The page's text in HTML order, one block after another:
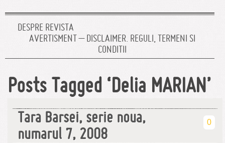
DESPRE REVISTA
AVERTISMENT – DISCLAIMER. REGULI, TERMENI SI
CONDITII
Posts Tagged ‘Delia MARIAN’
Tara Barsei, serie noua,
numarul 7, 2008
0